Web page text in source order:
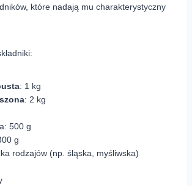
które nadają mu charakterystyczny
: 1 kg
: 2 kg
500 g
g
rodzajów (np. śląska, myśliwska)